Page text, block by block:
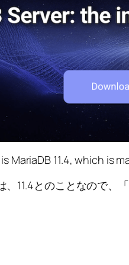
is MariaDB 11.4, which is
11.4とのことなので、